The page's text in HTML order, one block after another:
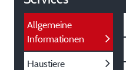
Allgemeine
Informationen
Haustiere